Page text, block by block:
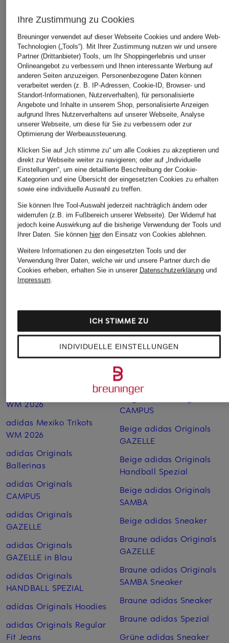
+Aktionsrabatt
adidas Originals
Sneaker ADIRACER
69,99 €
Bestpreis:59,49 €
Ursprünglich:120 €
+Aktionsrabatt
GANT
Sneaker BAYLLE
59,99 €
Bestpreis:119,95 €
+Aktionsrabatt
adidas Originals
Sneaker
59,99 €
Bestpreis:110 €
Weitere Kategorien
Trikots WM 2026
adidas Deutschland
Trikots WM 2026
adidas Italien Trikots WM
adidas Kolumbien Trikots
WM 2026
adidas Mexiko Trikots
WM 2026
adidas Originals
Ballerinas
adidas Originals
CAMPUS
adidas Originals
GAZELLE
adidas Originals
GAZELLE in Blau
adidas Originals
HANDBALL SPEZIAL
adidas Originals Hoodies
adidas Originals Regular
Fit Jeans
WM 2026
adidas Spezial in
Schwarz
adidas Tennisschuhe
adidas WM Trikots 2026
Beige adidas Originals
CAMPUS
Beige adidas Originals
GAZELLE
Beige adidas Originals
Handball Spezial
Beige adidas Originals
SAMBA
Beige adidas Sneaker
Braune adidas Originals
GAZELLE
Braune adidas Originals
SAMBA Sneaker
Braune adidas Sneaker
Braune adidas Spezial
Grüne adidas Sneaker
Ihre Zustimmung zu Cookies
Breuninger verwendet auf dieser Webseite Cookies und andere Web-
Technologien („Tools“). Mit Ihrer Zustimmung nutzen wir und unsere
Partner (Drittanbieter) Tools, um Ihr Shoppingerlebnis und unser
Onlineangebot zu verbessern und Ihnen interessante Werbung auf
anderen Seiten anzuzeigen. Personenbezogene Daten können
verarbeitet werden (z. B. IP-Adressen, Cookie-ID, Browser- und
Standort-Informationen, Nutzerverhalten), für personalisierte
Angebote und Inhalte in unserem Shop, personalisierte Anzeigen
aufgrund Ihres Nutzerverhaltens auf unserer Webseite, Analyse
unserer Webseite, um diese für Sie zu verbessern oder zur
Optimierung der Werbeaussteuerung.
Klicken Sie auf „Ich stimme zu“ um alle Cookies zu akzeptieren und
direkt zur Webseite weiter zu navigieren; oder auf „Individuelle
Einstellungen“, um eine detaillierte Beschreibung der Cookie-
Kategorien und eine Übersicht der eingesetzten Cookies zu erhalten
sowie eine individuelle Auswahl zu treffen.
Sie können Ihre Tool-Auswahl jederzeit nachträglich ändern oder
widerrufen (z.B. im Fußbereich unserer Webseite). Der Widerruf hat
jedoch keine Auswirkung auf die bisherige Verwendung der Tools und
Ihrer Daten. Sie können hierden Einsatz von Cookies ablehnen.
Weitere Informationen zu den eingesetzten Tools und der
Verwendung Ihrer Daten, welche wir und unsere Partner durch die
Cookies erheben, erhalten Sie in unserer Datenschutzerklärungund
Impressum.
INDIVIDUELLE EINSTELLUNGEN
ICH STIMME ZU